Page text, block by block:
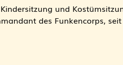
und
des Funkencorps,